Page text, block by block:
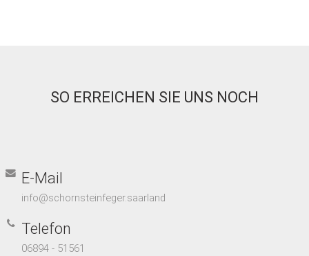
SO ERREICHEN SIE UNS NOCH
E-Mail
info@schornsteinfeger.saarland
Telefon
06894 - 51561